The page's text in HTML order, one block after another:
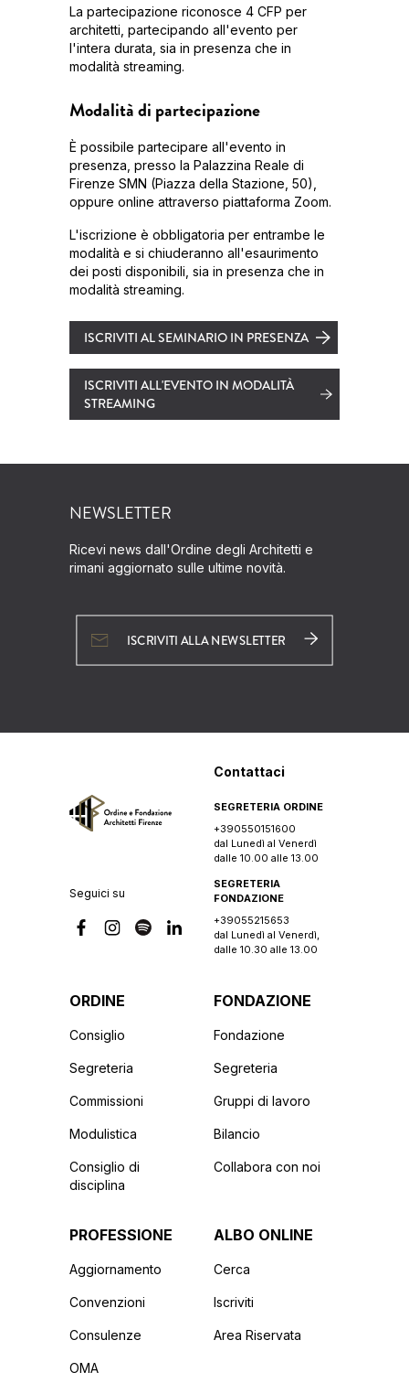
La partecipazione riconosce 4 CFP per
architetti, partecipando all'evento per
l'intera durata, sia in presenza che in
modalità streaming.
Modalità di partecipazione
È possibile partecipare all'evento in
presenza, presso la Palazzina Reale di
Firenze SMN (Piazza della Stazione, 50),
oppure online attraverso piattaforma Zoom.
L'iscrizione è obbligatoria per entrambe le
modalità e si chiuderanno all'esaurimento
dei posti disponibili, sia in presenza che in
modalità streaming.
ISCRIVITI AL SEMINARIO IN PRESENZA
ISCRIVITI ALL'EVENTO IN MODALITÀ
STREAMING
NEWSLETTER
Ricevi news dall'Ordine degli Architetti e
rimani aggiornato sulle ultime novità.
ISCRIVITI ALLA NEWSLETTER
Seguici su
Contattaci
SEGRETERIA ORDINE
+390550151600
dal Lunedì al Venerdì
dalle 10.00 alle 13.00
SEGRETERIA
FONDAZIONE
+39055215653
dal Lunedì al Venerdì,
dalle 10.30 alle 13.00
ORDINE
Consiglio
Segreteria
Commissioni
Modulistica
Consiglio di
disciplina
FONDAZIONE
Fondazione
Segreteria
Gruppi di lavoro
Bilancio
Collabora con noi
PROFESSIONE
Aggiornamento
Convenzioni
Consulenze
OMA
ALBO ONLINE
Cerca
Iscriviti
Area Riservata